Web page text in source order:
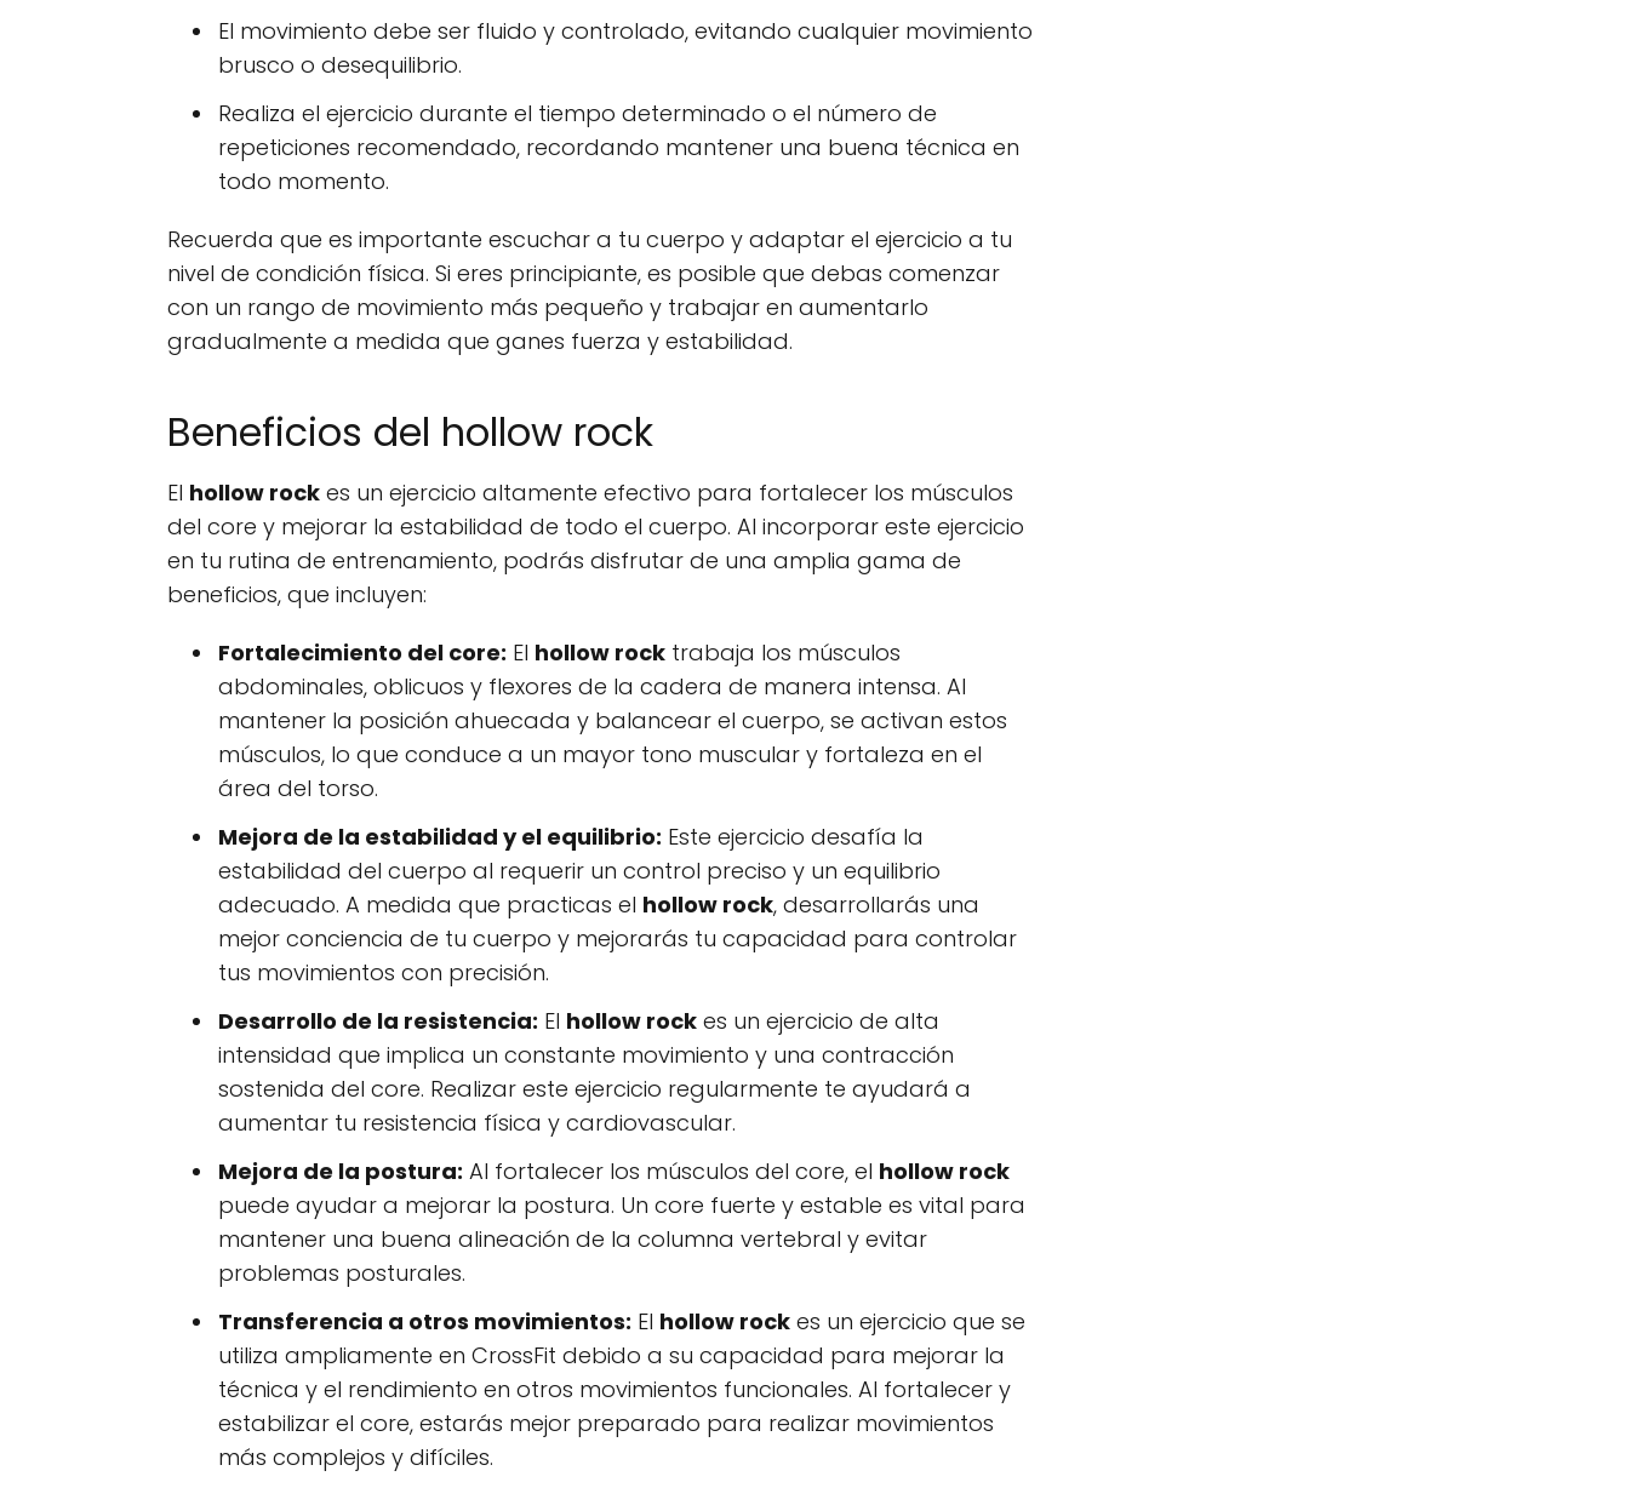
El movimiento debe ser fluido y controlado, evitando cualquier movimiento
brusco o desequilibrio.
Realiza el ejercicio durante el tiempo determinado o el número de
repeticiones recomendado, recordando mantener una buena técnica en
todo momento.
Recuerda que es importante escuchar a tu cuerpo y adaptar el ejercicio a tu
nivel de condición física. Si eres principiante, es posible que debas comenzar
con un rango de movimiento más pequeño y trabajar en aumentarlo
gradualmente a medida que ganes fuerza y estabilidad.
Beneficios del hollow rock
El hollow rock es un ejercicio altamente efectivo para fortalecer los músculos
del core y mejorar la estabilidad de todo el cuerpo. Al incorporar este ejercicio
en tu rutina de entrenamiento, podrás disfrutar de una amplia gama de
beneficios, que incluyen:
Fortalecimiento del core: El hollow rock trabaja los músculos
abdominales, oblicuos y flexores de la cadera de manera intensa. Al
mantener la posición ahuecada y balancear el cuerpo, se activan estos
músculos, lo que conduce a un mayor tono muscular y fortaleza en el
área del torso.
Mejora de la estabilidad y el equilibrio: Este ejercicio desafía la
estabilidad del cuerpo al requerir un control preciso y un equilibrio
adecuado. A medida que practicas el hollow rock, desarrollarás una
mejor conciencia de tu cuerpo y mejorarás tu capacidad para controlar
tus movimientos con precisión.
Desarrollo de la resistencia: El hollow rock es un ejercicio de alta
intensidad que implica un constante movimiento y una contracción
sostenida del core. Realizar este ejercicio regularmente te ayudará a
aumentar tu resistencia física y cardiovascular.
Mejora de la postura: Al fortalecer los músculos del core, el hollow rock
puede ayudar a mejorar la postura. Un core fuerte y estable es vital para
mantener una buena alineación de la columna vertebral y evitar
problemas posturales.
Transferencia a otros movimientos: El hollow rock es un ejercicio que se
utiliza ampliamente en CrossFit debido a su capacidad para mejorar la
técnica y el rendimiento en otros movimientos funcionales. Al fortalecer y
estabilizar el core, estarás mejor preparado para realizar movimientos
más complejos y difíciles.